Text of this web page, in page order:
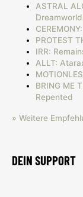
ASTRAL
PROTEST
IRR:
ALLT:
BRING ME
Repented
» Weitere
DEIN SUPPORT